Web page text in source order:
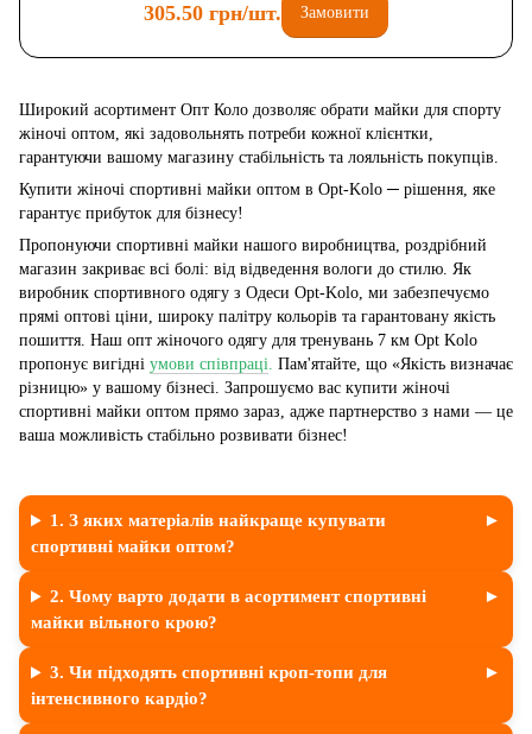
305.50 грн/шт. Замовити
Широкий асортимент Опт Коло дозволяє обрати майки для спорту
жіночі оптом, які задовольнять потреби кожної клієнтки,
гарантуючи вашому магазину стабільність та лояльність покупців.
Купити жіночі спортивні майки оптом в Opt-Kolo ─ рішення, яке
гарантує прибуток для бізнесу!
Пропонуючи спортивні майки нашого виробництва, роздрібний
магазин закриває всі болі: від відведення вологи до стилю. Як
виробник спортивного одягу з Одеси Opt-Kolo, ми забезпечуємо
прямі оптові ціни, широку палітру кольорів та гарантовану якість
пошиття. Наш опт жіночого одягу для тренувань 7 км Opt Kolo
пропонує вигідні умови співпраці. Пам'ятайте, що «Якість визначає
різницю» у вашому бізнесі. Запрошуємо вас купити жіночі
спортивні майки оптом прямо зараз, адже партнерство з нами — це
ваша можливість стабільно розвивати бізнес!
1. З яких матеріалів найкраще купувати
спортивні майки оптом?
2. Чому варто додати в асортимент спортивні
майки вільного крою?
3. Чи підходять спортивні кроп-топи для
інтенсивного кардіо?